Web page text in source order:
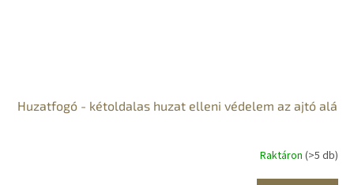
Huzatfogó - kétoldalas huzat elleni védelem az ajtó alá
Raktáron (>5 db)